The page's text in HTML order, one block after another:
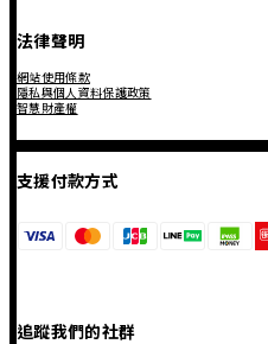
法律聲明
網站使用條款
隱私與個人資料保護政策
智慧財產權
支援付款方式
追蹤我們的社群